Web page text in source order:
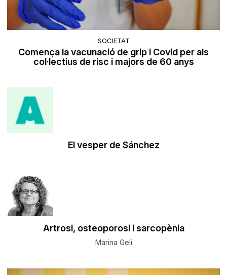
SOCIETAT
Comença la vacunació de grip i Covid per als
col·lectius de risc i majors de 60 anys
El vesper de Sánchez
Artrosi, osteoporosi i sarcopènia
Marina Geli